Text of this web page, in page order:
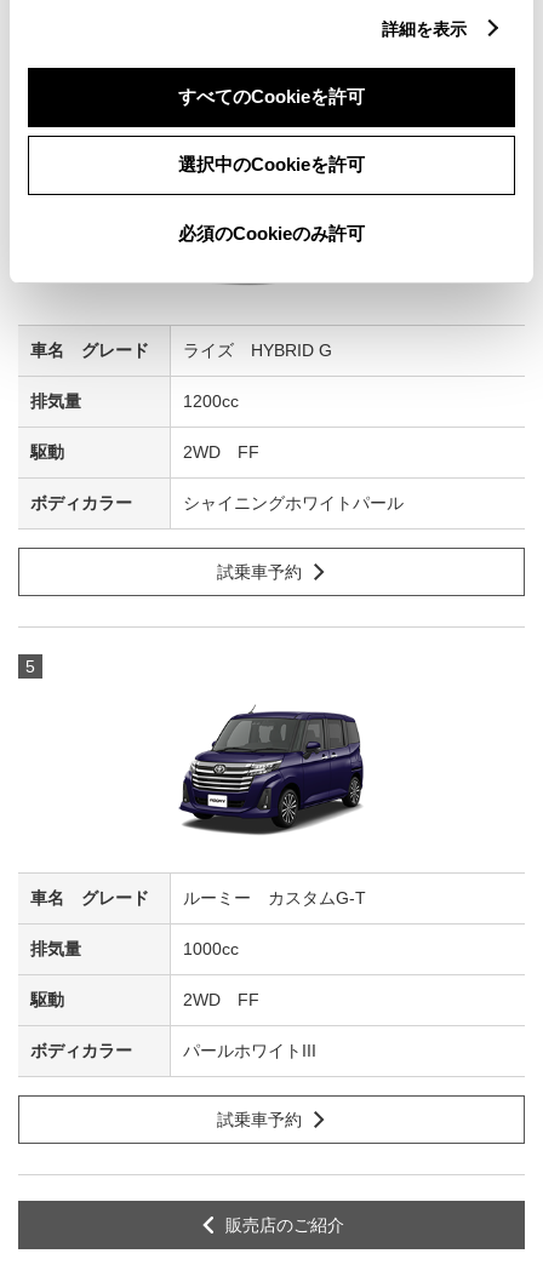
詳細を表示
すべてのCookieを許可
選択中のCookieを許可
必須のCookieのみ許可
ライズ HYBRID G
1200cc
2WD FF
シャイニングホワイトパール
試乗車予約
5
ルーミー カスタムG-T
1000cc
2WD FF
パールホワイトIII
試乗車予約
販売店のご紹介